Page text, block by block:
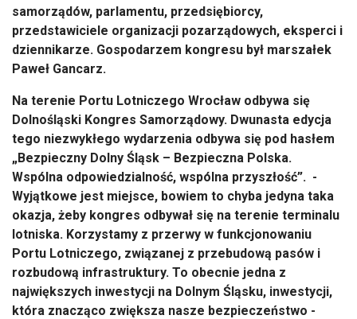
samorządów, parlamentu, przedsiębiorcy,
przedstawiciele organizacji pozarządowych, eksperci i
dziennikarze. Gospodarzem kongresu był marszałek
Paweł Gancarz.
Na terenie Portu Lotniczego Wrocław odbywa się
Dolnośląski Kongres Samorządowy. Dwunasta edycja
tego niezwykłego wydarzenia odbywa się pod hasłem
„Bezpieczny Dolny Śląsk – Bezpieczna Polska.
Wspólna odpowiedzialność, wspólna przyszłość”. -
Wyjątkowe jest miejsce, bowiem to chyba jedyna taka
okazja, żeby kongres odbywał się na terenie terminalu
lotniska. Korzystamy z przerwy w funkcjonowaniu
Portu Lotniczego, związanej z przebudową pasów i
rozbudową infrastruktury. To obecnie jedna z
największych inwestycji na Dolnym Śląsku, inwestycji,
która znacząco zwiększa nasze bezpieczeństwo -